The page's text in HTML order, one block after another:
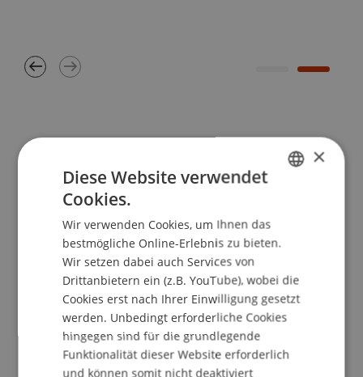
rund 320 Anwesenheitslektionen. Ein
Kurzüberblick über die Inhalte der einzelnen
Module:
1 – Liechtensteinische Spezifika im
Treuhandwesen
×
Diese Website verwendet
Cookies.
Wir verwenden Cookies, um Ihnen das
bestmögliche Online-Erlebnis zu bieten.
Wir setzen dabei auch Services von
Drittanbietern ein (z.B. YouTube), wobei die
Cookies erst nach Ihrer Einwilligung gesetzt
werden. Unbedingt erforderliche Cookies
hingegen sind für die grundlegende
Funktionalität dieser Website erforderlich
und können somit nicht deaktiviert